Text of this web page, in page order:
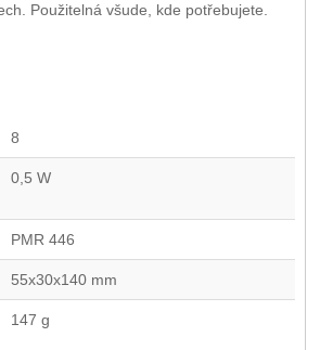
Použitelná všude, kde potřebujete.
8
0,5 W
PMR 446
55x30x140 mm
147 g